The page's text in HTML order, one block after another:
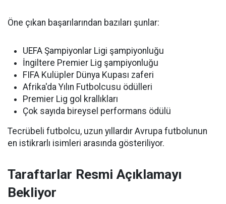
Öne çıkan başarılarından bazıları şunlar:
UEFA Şampiyonlar Ligi şampiyonluğu
İngiltere Premier Lig şampiyonluğu
FIFA Kulüpler Dünya Kupası zaferi
Afrika'da Yılın Futbolcusu ödülleri
Premier Lig gol krallıkları
Çok sayıda bireysel performans ödülü
Tecrübeli futbolcu, uzun yıllardır Avrupa futbolunun
en istikrarlı isimleri arasında gösteriliyor.
Taraftarlar Resmi Açıklamayı
Bekliyor